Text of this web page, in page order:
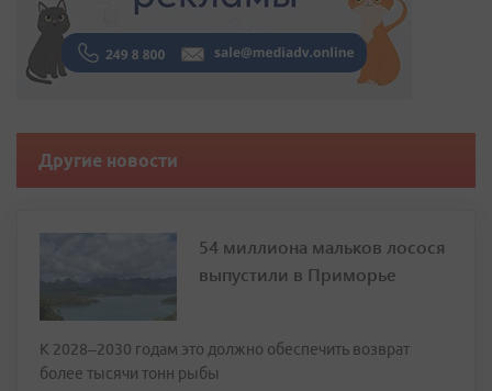
Другие новости
54 миллиона мальков лосося
выпустили в Приморье
К 2028–2030 годам это должно обеспечить возврат
более тысячи тонн рыбы